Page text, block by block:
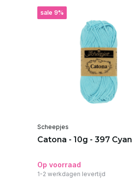
sale 9%
Scheepjes
Catona - 10g - 397 Cyan
Op voorraad
1-2 werkdagen levertijd